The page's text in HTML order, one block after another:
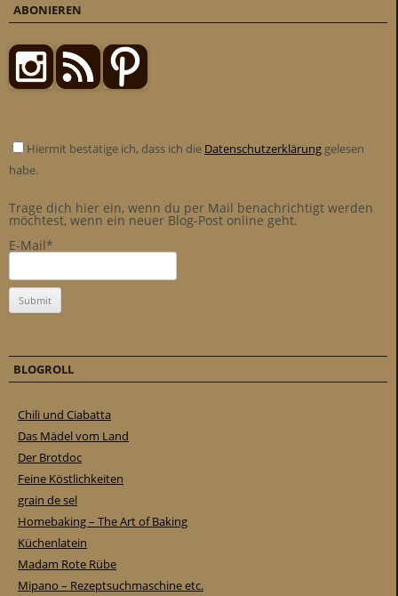
ABONIEREN
Hiermit bestätige ich, dass ich die Datenschutzerklärung gelesen
habe.
Trage dich hier ein, wenn du per Mail benachrichtigt werden
möchtest, wenn ein neuer Blog-Post online geht.
E-Mail*
BLOGROLL
Chili und Ciabatta
Das Mädel vom Land
Der Brotdoc
Feine Köstlichkeiten
grain de sel
Homebaking – The Art of Baking
Küchenlatein
Madam Rote Rübe
Mipano – Rezeptsuchmaschine etc.